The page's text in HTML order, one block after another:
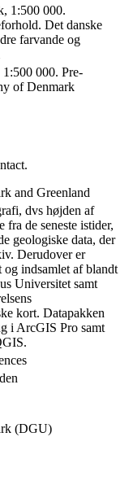
1:500 000.
Det danske
farvande og
000. Pre-
of Denmark
and Greenland
dvs højden af
de seneste istider,
geologiske data, der
Derudover er
og indsamlet af blandt
Universitet samt
kort. Datapakken
i ArcGIS Pro samt
(DGU)